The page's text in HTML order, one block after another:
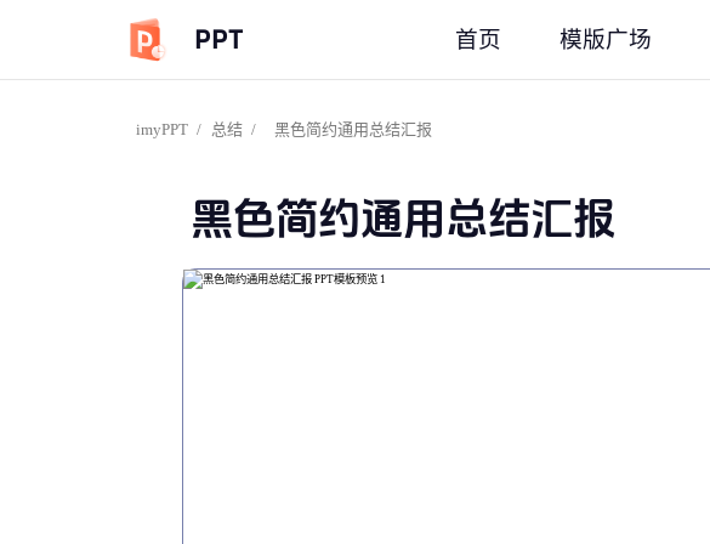
PPT 首页 模版广场
imyPPT / 总结 / 黑色简约通用总结汇报
黑色简约通用总结汇报